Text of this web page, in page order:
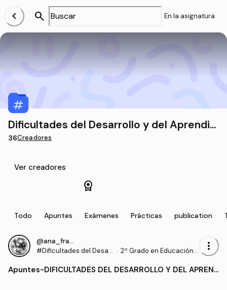
chevron_left search En la asignatura
Dificultades del Desarrollo y del Aprendiz
aje
36Creadores
Ver creadores
license
Todo Apuntes Exámenes Prácticas publication
@ana_francolz
#Dificultades del Desarr · 2º Grado en Educación P
more_vert
Apuntes-DIFICULTADES DEL DESARROLLO Y DEL APREN